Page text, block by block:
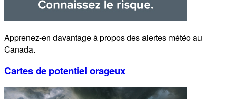
Apprenez-en davantage à propos des alertes météo au
Canada.
Cartes de potentiel orageux